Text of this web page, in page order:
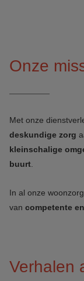
Onze
Met onze
deskundige zorg
kleinschalige
buurt.
In al onze
van competente
Verhalen